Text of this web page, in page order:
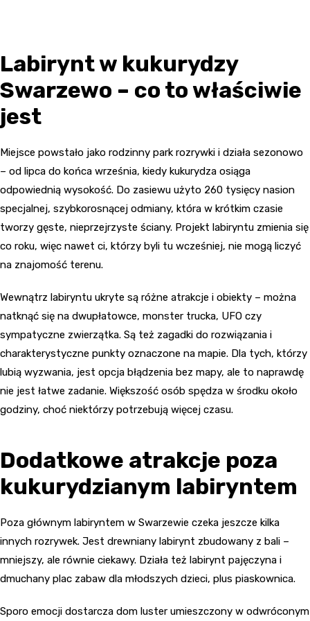
Labirynt w kukurydzy
Swarzewo – co to właściwie
jest
Miejsce powstało jako rodzinny park rozrywki i działa sezonowo
– od lipca do końca września, kiedy kukurydza osiąga
odpowiednią wysokość. Do zasiewu użyto 260 tysięcy nasion
specjalnej, szybkorosnącej odmiany, która w krótkim czasie
tworzy gęste, nieprzejrzyste ściany. Projekt labiryntu zmienia się
co roku, więc nawet ci, którzy byli tu wcześniej, nie mogą liczyć
na znajomość terenu.
Wewnątrz labiryntu ukryte są różne atrakcje i obiekty – można
natknąć się na dwupłatowce, monster trucka, UFO czy
sympatyczne zwierzątka. Są też zagadki do rozwiązania i
charakterystyczne punkty oznaczone na mapie. Dla tych, którzy
lubią wyzwania, jest opcja błądzenia bez mapy, ale to naprawdę
nie jest łatwe zadanie. Większość osób spędza w środku około
godziny, choć niektórzy potrzebują więcej czasu.
Dodatkowe atrakcje poza
kukurydzianym labiryntem
Poza głównym labiryntem w Swarzewie czeka jeszcze kilka
innych rozrywek. Jest drewniany labirynt zbudowany z bali –
mniejszy, ale równie ciekawy. Działa też labirynt pajęczyna i
dmuchany plac zabaw dla młodszych dzieci, plus piaskownica.
Sporo emocji dostarcza dom luster umieszczony w odwróconym